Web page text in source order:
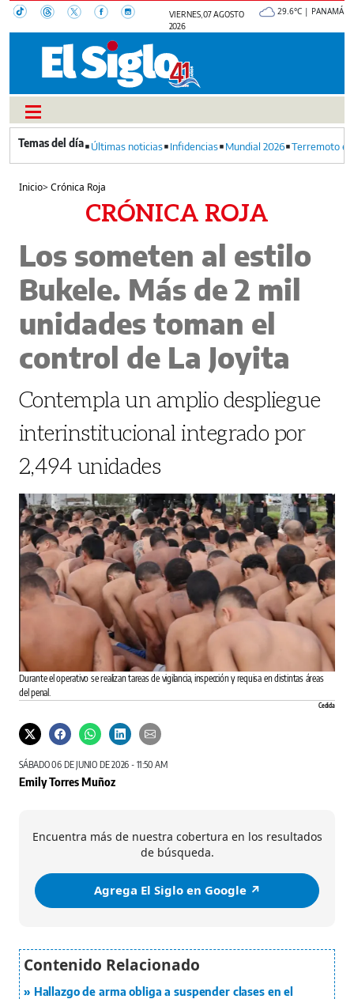
VIERNES, 07 AGOSTO
2026
29.6°C | PANAMÁ
Últimas noticias Infidencias Mundial 2026 Terremoto
Inicio>Crónica Roja
CRÓNICA ROJA
Los someten al estilo
Bukele. Más de 2 mil
unidades toman el
control de La Joyita
Contempla un amplio despliegue
interinstitucional integrado por
2,494 unidades
Durante el operativo se realizan tareas de vigilancia, inspección y requisa en distintas áreas
del penal.
Cedida
SÁBADO 06 DE JUNIO DE 2026 - 11:50 AM
Emily Torres Muñoz
Encuentra más de nuestra cobertura en los resultados
de búsqueda.
Agrega El Siglo en Google ↗️
Hallazgo de arma obliga a suspender clases en el